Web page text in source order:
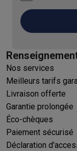
Nos services
Meilleurs tarifs
Livraison offerte
Garantie prolongée
Éco-chèques
Paiement sécurisé
Déclaration